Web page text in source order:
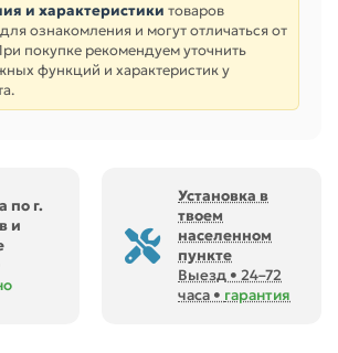
и характеристики товаров
ознакомления и могут отличаться от
покупке рекомендуем уточнить
функций и характеристик у
по г.
и
Установка в
твоем
населенном
пункте
Выезд • 24–72
часа • гарантия